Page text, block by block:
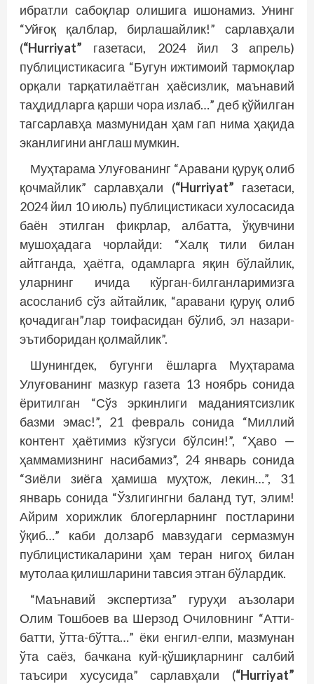
ибратли сабоқлар олишига ишонамиз. Унинг
“Уйғоқ қалблар, бирлашайлик!” сарлавҳали
(“Hurriyat” газетаси, 2024 йил 3 апрель)
публицистикасига “Бугун ижтимоий тармоқлар
орқали тарқатилаётган ҳаёсизлик, маънавий
таҳдидларга қарши чора излаб…” деб қўйилган
тагсарлавҳа мазмунидан ҳам гап нима ҳақида
эканлигини англаш мумкин.
Муҳтарама Улуғованинг “Аравани қуруқ олиб
қочмайлик” сарлавҳали (“Hurriyat” газетаси,
2024 йил 10 июль) публицистикаси хулосасида
баён этилган фикрлар, албатта, ўқувчини
мушоҳадага чорлайди: “Халқ тили билан
айтганда, ҳаётга, одамларга яқин бўлайлик,
уларнинг ичида кўрган-билганларимизга
асосланиб сўз айтайлик, “аравани қуруқ олиб
қочадиган”лар тоифасидан бўлиб, эл назари-
эътиборидан қолмайлик”.
Шунингдек, бугунги ёшларга Муҳтарама
Улуғованинг мазкур газета 13 ноябрь сонида
ёритилган “Сўз эркинлиги маданиятсизлик
базми эмас!”, 21 февраль сонида “Миллий
контент ҳаётимиз кўзгуси бўлсин!”, “Ҳаво —
ҳаммамизнинг насибамиз”, 24 январь сонида
“Зиёли зиёга ҳамиша муҳтож, лекин…”, 31
январь сонида “Ўзлигингни баланд тут, элим!
Айрим хорижлик блогерларнинг постларини
ўқиб…” каби долзарб мавзудаги сермазмун
публицистикаларини ҳам теран нигоҳ билан
мутолаа қилишларини тавсия этган бўлардик.
“Маънавий экспертиза” гуруҳи аъзолари
Олим Тошбоев ва Шерзод Очиловнинг “Атти-
батти, ўтта-бўтта…” ёки енгил-елпи, мазмунан
ўта саёз, бачкана куй-қўшиқларнинг салбий
таъсири хусусида” сарлавҳали (“Hurriyat”